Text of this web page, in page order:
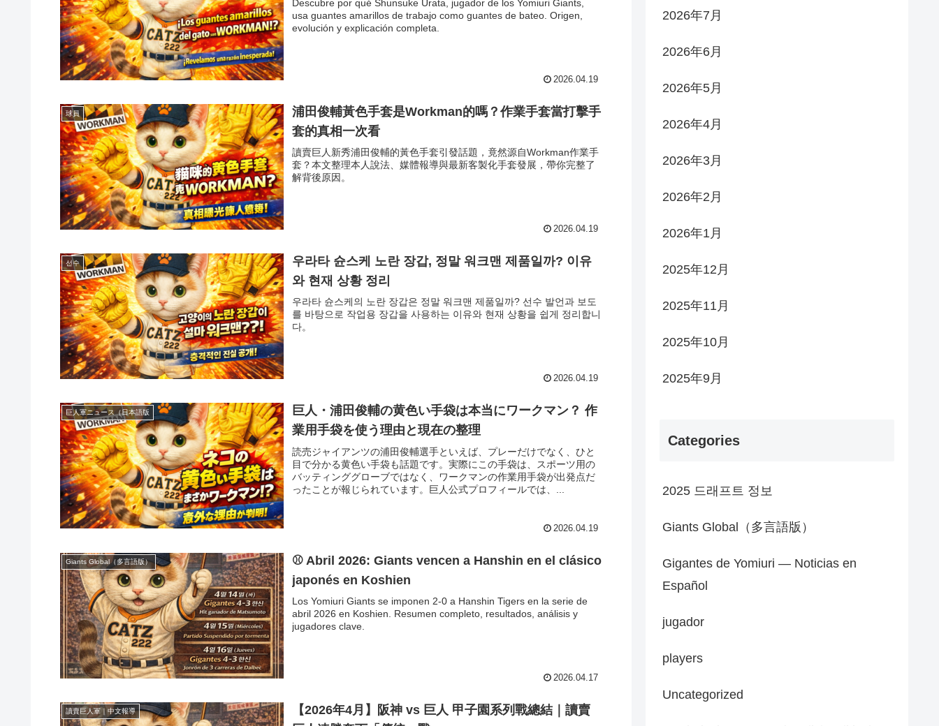
Descubre por qué Shunsuke Urata, jugador de los Yomiuri Giants,
usa guantes amarillos de trabajo como guantes de bateo. Origen,
evolución y explicación completa.
2026.04.19
球員
浦田俊輔黃色手套是Workman的嗎？作業手套當打擊手
套的真相一次看
讀賣巨人新秀浦田俊輔的黃色手套引發話題，竟然源自Workman作業手
套？本文整理本人說法、媒體報導與最新客製化手套發展，帶你完整了
解背後原因。
2026.04.19
선수
우라타 슌스케 노란 장갑, 정말 워크맨 제품일까? 이유
와 현재 상황 정리
우라타 슌스케의 노란 장갑은 정말 워크맨 제품일까? 선수 발언과 보도
를 바탕으로 작업용 장갑을 사용하는 이유와 현재 상황을 쉽게 정리합니
다。
2026.04.19
巨人軍ニュース（日本語版
巨人・浦田俊輔の黄色い手袋は本当にワークマン？ 作
業用手袋を使う理由と現在の整理
読売ジャイアンツの浦田俊輔選手といえば、プレーだけでなく、ひと
目で分かる黄色い手袋も話題です。実際にこの手袋は、スポーツ用の
バッティンググローブではなく、ワークマンの作業用手袋が出発点だ
ったことが報じられています。巨人公式プロフィールでは、...
2026.04.19
Giants Global（多言語版）
⚾ Abril 2026: Giants vencen a Hanshin en el clásico
japonés en Koshien
Los Yomiuri Giants se imponen 2-0 a Hanshin Tigers en la serie de
abril 2026 en Koshien. Resumen completo, resultados, análisis y
jugadores clave.
2026.04.17
讀賣巨人軍｜中文報導
【2026年4月】阪神 vs 巨人 甲子園系列戰總結｜讀賣
2026年7月
2026年6月
2026年5月
2026年4月
2026年3月
2026年2月
2026年1月
2025年12月
2025年11月
2025年10月
2025年9月
Categories
2025 드래프트 정보
Giants Global（多言語版）
Gigantes de Yomiuri — Noticias en
Español
jugador
players
Uncategorized